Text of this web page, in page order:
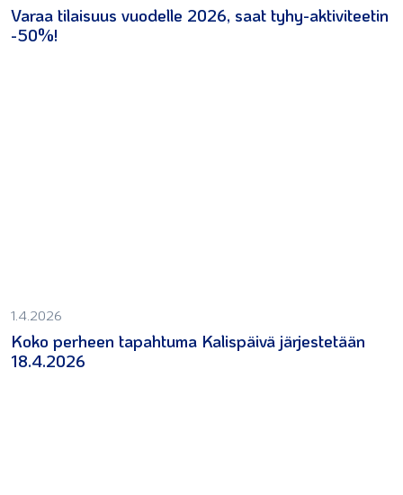
Varaa tilaisuus vuodelle 2026, saat tyhy-aktiviteetin
-50%!
1.4.2026
Koko perheen tapahtuma Kalispäivä järjestetään
18.4.2026